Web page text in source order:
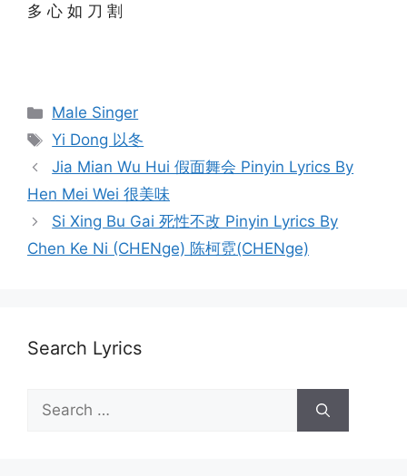
多 心 如 刀 割
Categories
Male Singer
Tags
Yi Dong 以冬
Post
navigation
Jia Mian Wu Hui 假面舞会 Pinyin Lyrics By
Hen Mei Wei 很美味
Si Xing Bu Gai 死性不改 Pinyin Lyrics By
Chen Ke Ni (CHENge) 陈柯霓(CHENge)
Search Lyrics
Search
for: